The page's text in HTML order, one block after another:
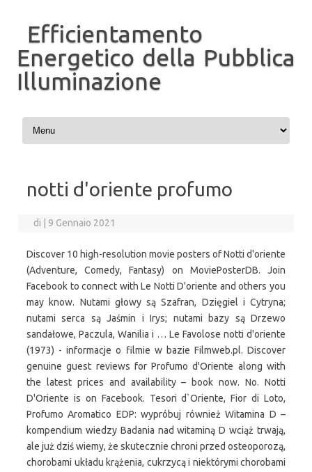
Efficientamento
Energetico della Pubblica
Illuminazione
Vai al contenuto
notti d'oriente profumo
di 9 Gennaio 2021
Discover 10 high-resolution movie posters of Notti d'oriente
(Adventure, Comedy, Fantasy) on MoviePosterDB. Join
Facebook to connect with Le Notti D'oriente and others you
may know. Nutami głowy są Szafran, Dzięgiel i Cytryna;
nutami serca są Jaśmin i Irys; nutami bazy są Drzewo
sandałowe, Paczula, Wanilia i … Le Favolose notti d'oriente
(1973) - informacje o filmie w bazie Filmweb.pl. Discover
genuine guest reviews for Profumo d'Oriente along with
the latest prices and availability – book now. No. Notti
D'Oriente is on Facebook. Tesori d`Oriente, Fior di Loto,
Profumo Aromatico EDP: wypróbuj również Witamina D –
kompendium wiedzy Badania nad witaminą D wciąż trwają,
ale już dziś wiemy, że skutecznie chroni przed osteoporozą,
chorobami układu krążenia, cukrzycą i niektórymi chorobami